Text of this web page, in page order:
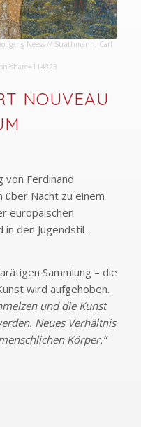
Neess // Strathmann, Carl
NOUVEAU
von Ferdinand
über Nacht zu einem
europäischen
in den Jugendstil-
Sammlung – die
wird aufgehoben.
und die Kunst
Neues Verhältnis
Körper.“